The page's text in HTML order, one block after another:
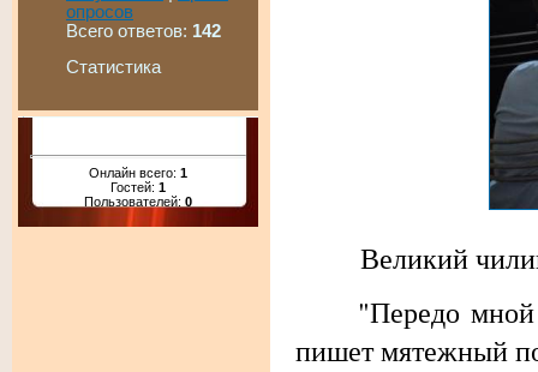
опросов
Всего ответов: 142
Статистика
Онлайн всего: 1
Гостей: 1
Пользователей: 0
Великий
"Передо мной
пишет мятежный